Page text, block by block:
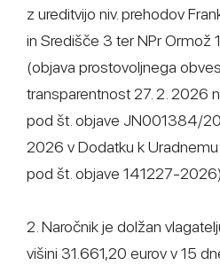
z ureditvijo niv. prehodov
in Središče 3 ter NPr Ormož
(objava prostovoljnega
transparentnost 27. 2. 2026
pod št. objave JN001384/
2026 v Dodatku k Uradnemu
pod št. objave 141227-2026).
2. Naročnik je dolžan
višini 31.661,20 eurov v 15